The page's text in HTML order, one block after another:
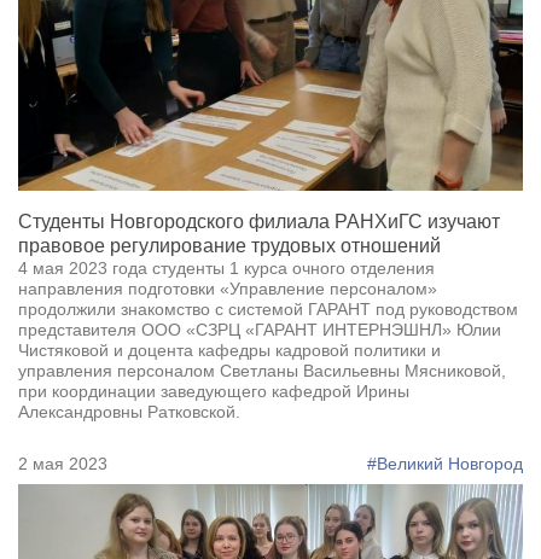
Студенты Новгородского филиала РАНХиГС изучают
правовое регулирование трудовых отношений
4 мая 2023 года студенты 1 курса очного отделения
направления подготовки «Управление персоналом»
продолжили знакомство с системой ГАРАНТ под руководством
представителя ООО «СЗРЦ «ГАРАНТ ИНТЕРНЭШНЛ» Юлии
Чистяковой и доцента кафедры кадровой политики и
управления персоналом Светланы Васильевны Мясниковой,
при координации заведующего кафедрой Ирины
Александровны Ратковской.
2 мая 2023 #Великий Новгород